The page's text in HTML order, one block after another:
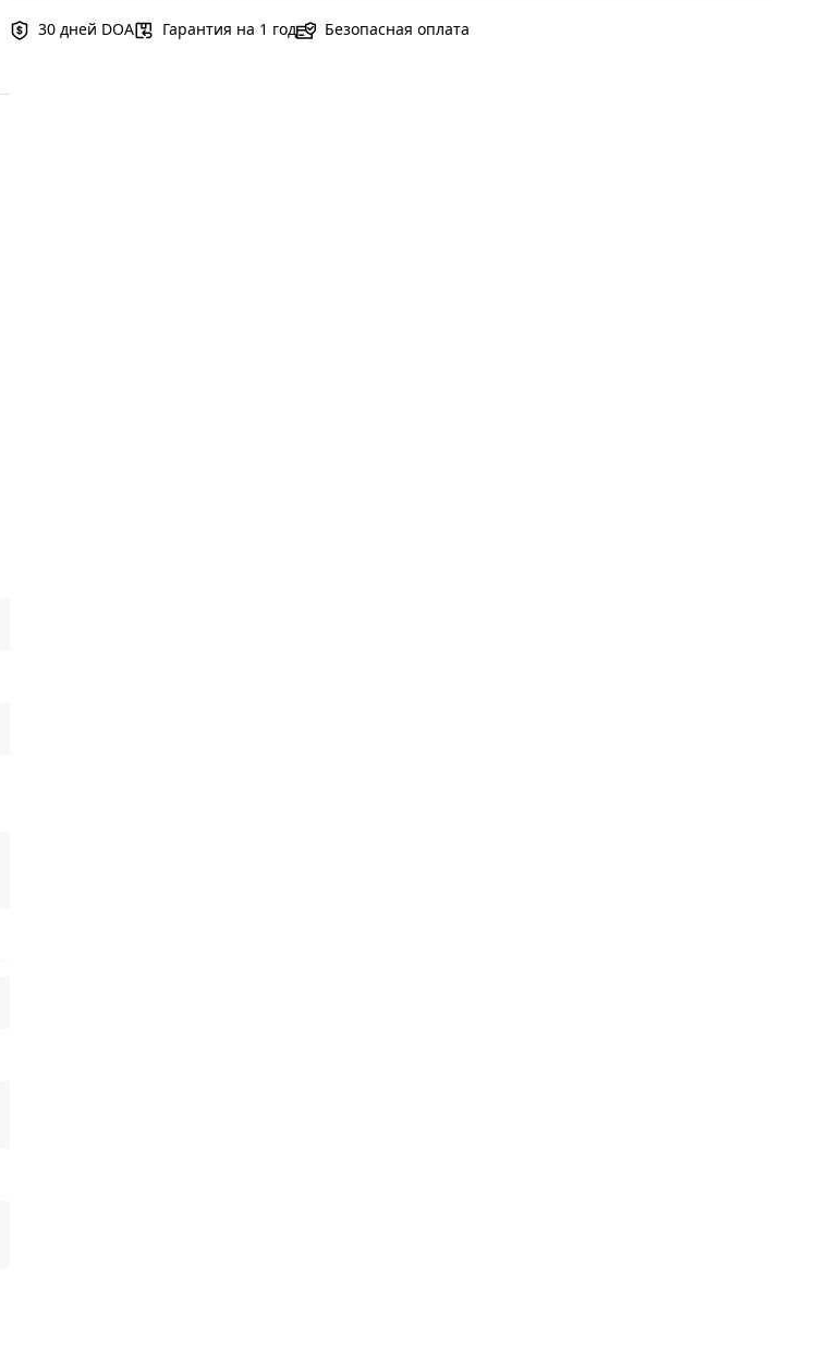
30 дней DOA
Гарантия на 1 год Безопасная оплата